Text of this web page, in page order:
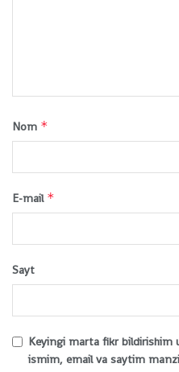
Nom *
E-mail *
Sayt
Keyingi marta fikr bildirishim
ismim, email va saytim